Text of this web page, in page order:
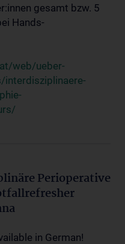
gesamt bzw. 5
Hands-
web/ueber-
interdisziplinaere-
Perioperative
in German!